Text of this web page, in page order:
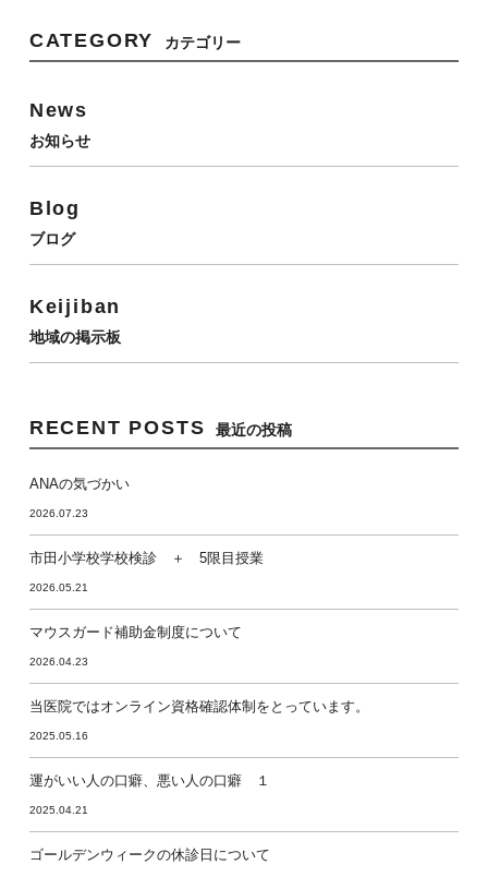
CATEGORY カテゴリー
News
お知らせ
Blog
ブログ
Keijiban
地域の掲示板
RECENT POSTS 最近の投稿
ANAの気づかい
2026.07.23
市田小学校学校検診 ＋ 5限目授業
2026.05.21
マウスガード補助金制度について
2026.04.23
当医院ではオンライン資格確認体制をとっています。
2025.05.16
運がいい人の口癖、悪い人の口癖 １
2025.04.21
ゴールデンウィークの休診日について